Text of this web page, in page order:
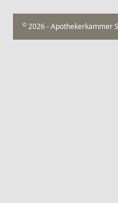
© 2026 - Apothekerkammer